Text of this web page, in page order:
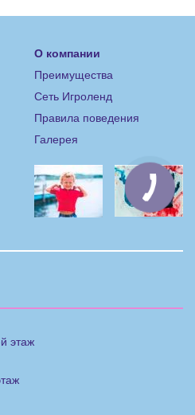
О компании
Преимущества
Сеть Игроленд
Правила поведения
Галерея
этаж